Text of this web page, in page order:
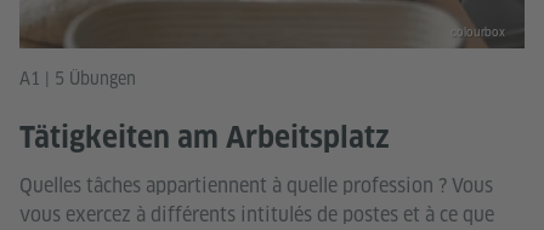
A1 | 5 Übungen
Tätigkeiten am Arbeitsplatz
Quelles tâches appartiennent à quelle profession ? Vous
vous exercez à différents intitulés de postes et à ce que
colourbox